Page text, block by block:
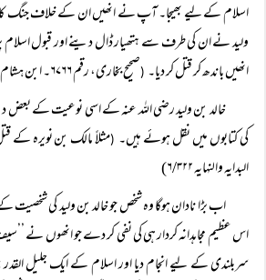
اسلام کے لیے بھیجا۔ آپ نے انھیں ان کے خلاف جنگ کا
ولید نے ان کی طرف سے ہتھیار ڈال دینے اور قبول اسلام
انھیں باندھ کر قتل کر دیا۔ ( صحیح بخاری، رقم ۶۷۶۶۔ ابن ہشام، السیرۃ النبویۃ، ۲/۳۶۳)
خالد بن ولید رضی اللہ عنہ کے اسی نوعیت کے بعض
کی کتابوں میں نقل ہوئے ہیں۔ (مثلاً مالک بن نویرہ کے
البدایہ والنہایہ ۶/۳۲۲)
اب بڑا نادان ہوگا وہ شخص جو خالد بن ولید کی
اس عظیم مجاہدانہ کردار ہی کی نفی کر دے جو انھوں نے
سربلندی کے لیے انجام دیا اور اسلام کے ایک جلیل